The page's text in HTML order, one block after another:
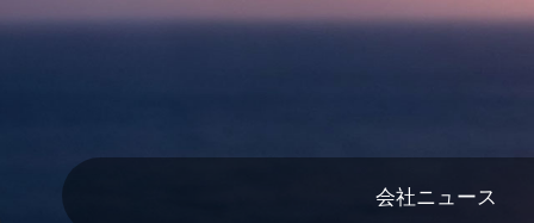
会社ニュース